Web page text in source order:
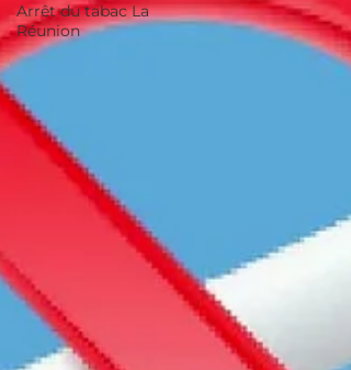
Arrêt du tabac La
Réunion